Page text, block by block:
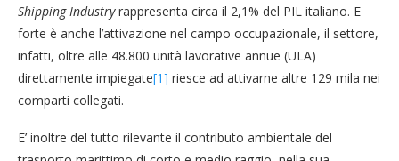
Shipping Industryrappresenta circa il 2,1% del PIL italiano. E
forte è anche l’attivazione nel campo occupazionale, il settore,
infatti, oltre alle 48.800 unità lavorative annue (ULA)
direttamente impiegate[1] riesce ad attivarne altre 129 mila nei
comparti collegati.
E’ inoltre del tutto rilevante il contributo ambientale del